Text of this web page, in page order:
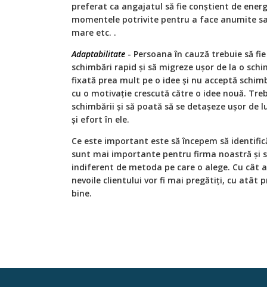
preferat ca angajatul să fie conştient de
momentele potrivite pentru a face anumite
mare etc. .
Adaptabilitate - Persoana în cauză trebuie să
schimbări rapid şi să migreze ușor de la o
fixată prea mult pe o idee şi nu acceptă
cu o motivaţie crescută către o idee nouă.
schimbării şi să poată să se detaşeze uşor
şi efort în ele.
Ce este important este să începem să
sunt mai importante pentru firma noastră şi
indiferent de metoda pe care o alege. Cu cât
nevoile clientului vor fi mai pregătiți, cu atât
bine.